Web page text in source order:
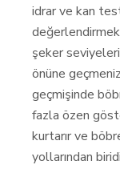
idrar ve kan
şeker
önüne
geçmişinde
fazla özen
kurtarır ve
yollarından